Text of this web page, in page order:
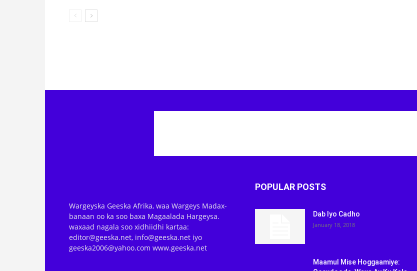
Wargeyska Geeska Afrika, waa Wargeys Madax-
banaan oo ka soo baxa Magaalada Hargeysa.
waxaad nagala soo xidhiidhi kartaa:
editor@geeska.net, info@geeska.net iyo
geeska2006@yahoo.com www.geeska.net
POPULAR POSTS
Dab Iyo Cadho
January 18, 2018
Maamul Mise Hoggaamiye: